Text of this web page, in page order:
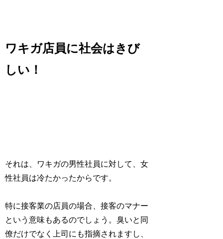
ワキガ店員に社会はきび
しい！
それは、ワキガの男性社員に対して、女
性社員は冷たかったからです。
特に接客業の店員の場合、接客のマナー
という意味もあるのでしょう。臭いと同
僚だけでなく上司にも指摘されますし、